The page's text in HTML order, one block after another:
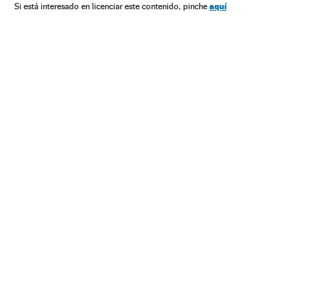
Si está interesado en licenciar este contenido, pinche aquí